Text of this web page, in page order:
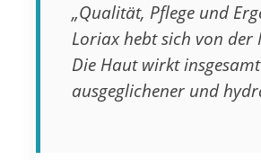
„Qualität, Pflege und
Loriax hebt sich von der
Die Haut wirkt insgesamt
ausgeglichener und